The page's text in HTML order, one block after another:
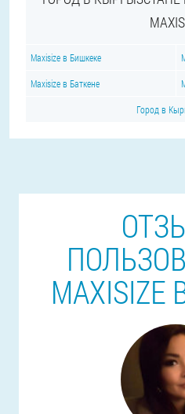
Maxisize в Бишкеке
Maxisize в Баткене
Город в